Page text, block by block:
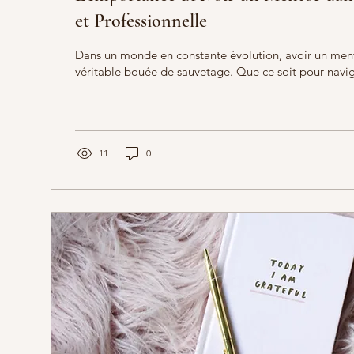
et Professionnelle
Dans un monde en constante évolution, avoir un
véritable bouée de sauvetage. Que ce soit pour
11 0